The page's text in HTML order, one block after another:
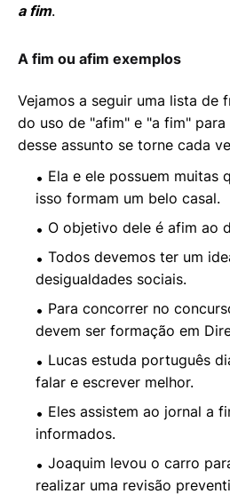
a fim.
A fim ou afim exemplos
Vejamos a seguir uma lista de
do uso de "afim" e "a fim"
desse assunto se torne cada
Ela e ele possuem muitas
isso formam um belo casal.
O objetivo dele é afim ao
Todos devemos ter um
desigualdades sociais.
Para concorrer no
devem ser formação em
Lucas estuda português
falar e escrever melhor.
Eles assistem ao jornal a
informados.
Joaquim levou o carro
realizar uma revisão